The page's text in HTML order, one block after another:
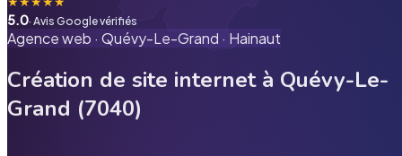
5.0· Avis Google vérifiés
Agence web · Quévy-Le-Grand · Hainaut
Création de site internet à Quévy-Le-
Grand (7040)